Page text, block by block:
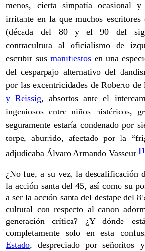
menos, cierta simpatía ocasional
irritante en la que muchos
(década del 80 y el 90 del
contracultura al oficialismo de
escribir sus manifiestosen una
del desparpajo alternativo del
por las excentricidades de Roberto
y Reissig, absortos ante el
ingeniosos entre niños histéricos,
seguramente estaría condenado por
torpe, aburrido, afectado por la
adjudicaba Álvaro Armando Vasseur
¿No fue, a su vez, la descalificación
la acción santa del 45, así como su
a ser la acción santa del destape del
cultural con respecto al canon
generación crítica? ¿Y dónde
completamente solo en esta
Estado, despreciado por señoritos